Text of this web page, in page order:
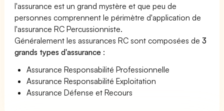
l'assurance est un grand mystère et que peu de
personnes comprennent le périmètre d'application de
l'assurance RC Percussionniste.
Généralement les assurances RC sont composées de3
grands types d'assurance :
Assurance Responsabilité Professionnelle
Assurance Responsabilité Exploitation
Assurance Défense et Recours